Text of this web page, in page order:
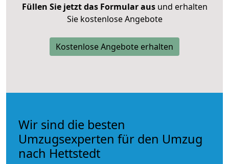
Füllen Sie jetzt das Formular ausund erhalten
Sie kostenlose Angebote
Kostenlose Angebote erhalten
Wir sind die besten
Umzugsexperten für den Umzug
nach Hettstedt